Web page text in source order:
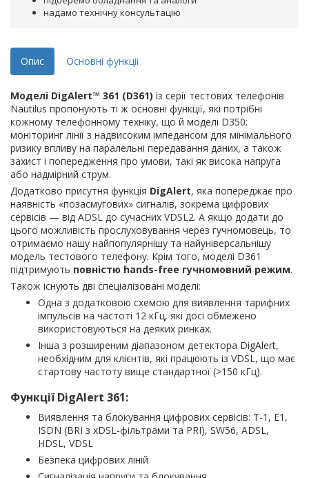
надамо технічну консультацію
Опис Основні функції
Моделі DigAlert™ 361 (D361) із серії тестових телефонів
Nautilus пропонують ті ж основні функції, які потрібні
кожному телефонному техніку, що й моделі D350:
моніторинг лінії з надвисоким імпедансом для мінімального
ризику впливу на паралельні передавання даних, а також
захист і попередження про умови, такі як висока напруга
або надмірний струм.
Додатково присутня функція DigAlert, яка попереджає про
наявність «позасмугових» сигналів, зокрема цифрових
сервісів — від ADSL до сучасних VDSL2. А якщо додати до
цього можливість прослуховування через гучномовець, то
отримаємо нашу найпопулярнішу та найуніверсальнішу
модель тестового телефону. Крім того, моделі D361
підтримують повністю hands-free гучномовний режим.
Також існують дві спеціалізовані моделі:
Одна з додатковою схемою для виявлення тарифних
імпульсів на частоті 12 кГц, які досі обмежено
використовуються на деяких ринках.
Інша з розширеним діапазоном детектора DigAlert,
необхідним для клієнтів, які працюють із VDSL, що має
стартову частоту вище стандартної (>150 кГц).
Функції DigAlert 361:
Виявлення та блокування цифрових сервісів: T-1, E1,
ISDN (BRI з xDSL-фільтрами та PRI), SW56, ADSL,
HDSL, VDSL
Безпека цифрових ліній